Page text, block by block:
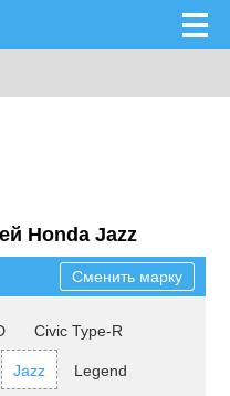
Honda Jazz
Сменить марку
Civic Type-R
Jazz Legend